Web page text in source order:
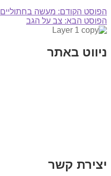
הפוסט הקודם: מעשה בחתוליים
הפוסט הבא: צב על הגב
ניווט באתר
יצירת קשר